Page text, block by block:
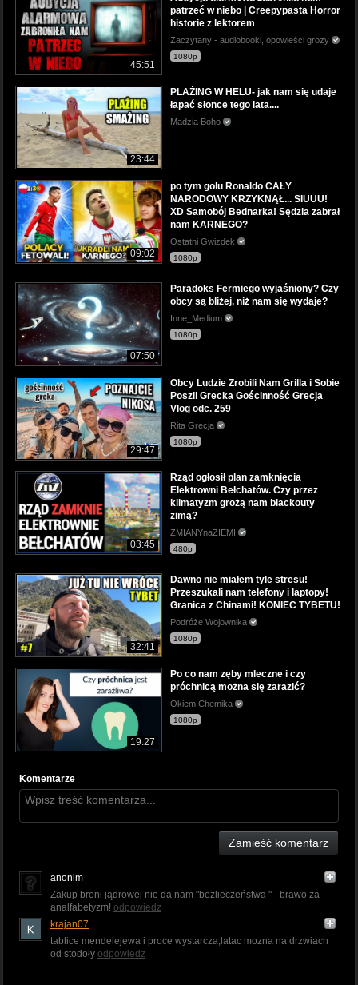
45:51
patrzeć w niebo | Creepypasta Horror
historie z lektorem
Zaczytany - audiobooki, opowieści grozy
1080p
23:44
PLAŻING W HELU- jak nam się udaje
łapać słonce tego lata....
Madzia Boho
09:02
po tym golu Ronaldo CAŁY
NARODOWY KRZYKNĄŁ... SIUUU!
XD Samobój Bednarka! Sędzia zabrał
nam KARNEGO?
Ostatni Gwizdek
1080p
07:50
Paradoks Fermiego wyjaśniony? Czy
obcy są bliżej, niż nam się wydaje?
Inne_Medium
1080p
29:47
Obcy Ludzie Zrobili Nam Grilla i Sobie
Poszli Grecka Gościnność Grecja
Vlog odc. 259
Rita Grecja
1080p
03:45
Rząd ogłosił plan zamknięcia
Elektrowni Bełchatów. Czy przez
klimatyzm grożą nam blackouty
zimą?
ZMIANYnaZIEMI
480p
32:41
Dawno nie miałem tyle stresu!
Przeszukali nam telefony i laptopy!
Granica z Chinami! KONIEC TYBETU!
Podróże Wojownika
1080p
19:27
Po co nam zęby mleczne i czy
próchnicą można się zarazić?
Okiem Chemika
1080p
Komentarze
Zamieść komentarz
anonim
Zakup broni jądrowej nie da nam "bezlieczeństwa " - brawo za
analfabetyzm! odpowiedz
krajan07
tablice mendelejewa i proce wystarcza,latac mozna na drzwiach
od stodoły odpowiedz